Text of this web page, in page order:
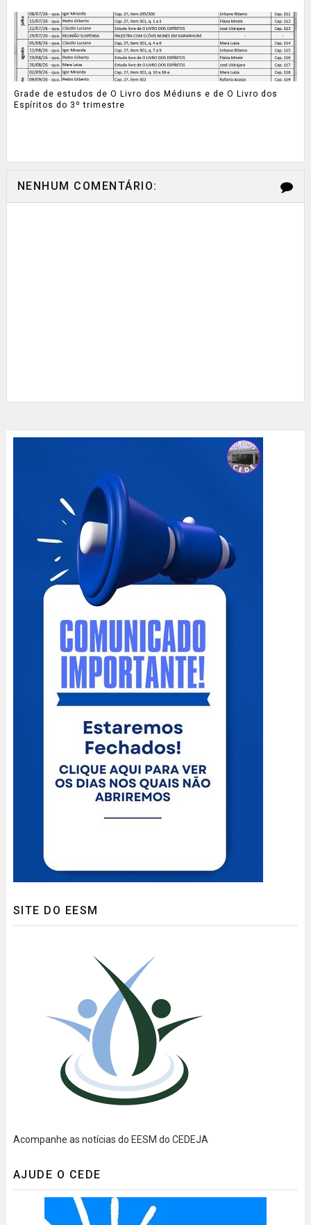
Grade de estudos de O Livro dos Médiuns e de O Livro dos
Espíritos do 3º trimestre
NENHUM COMENTÁRIO:
SITE DO EESM
Acompanhe as notícias do EESM do CEDEJA
AJUDE O CEDE